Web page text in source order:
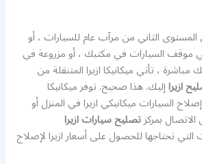
الثاني من مرآب عام للسيارات ، أو
السيارات في مكتبك ، أو مزروعة في
، تأتي ميكانيكا ازيرا المتنقلة من
ازيراإليك. هذا صحيح. توفر ميكانيكا
السيارات ميكانيكي ازيرا في المنزل أو
بمركزتصليح سيارات ازيرا
تحتاجها للحصول على أسعار ازيرا لإصلاح